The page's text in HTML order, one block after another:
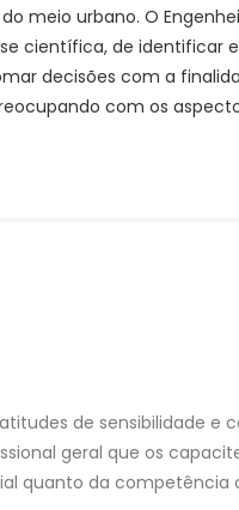
meio urbano. O
científica, de identificar
decisões com a
com os
de sensibilidade e
geral que os
quanto da competência